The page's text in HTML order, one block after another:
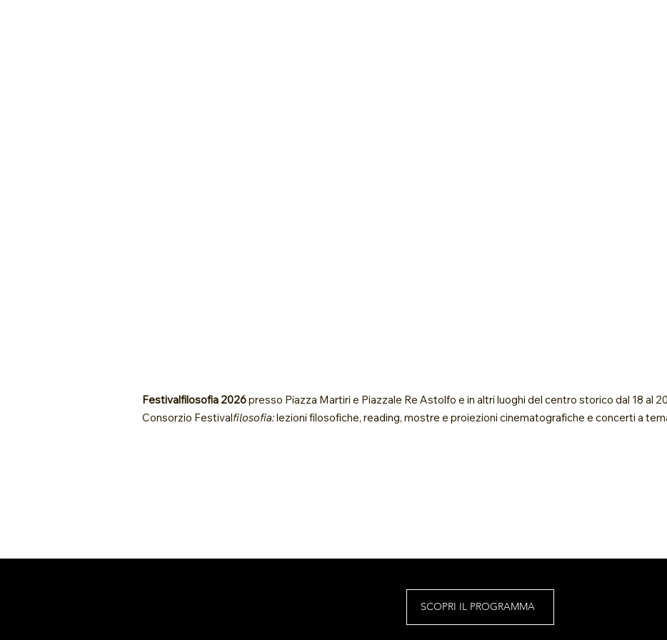
Festivalfilosofia 2026presso Piazza Martiri e Piazzale Re Astolfo e in altri luoghi del centro storico dal 18 al
Consorzio Festivalfilosofia:lezioni filosofiche, reading, mostre e proiezioni cinematografiche e concerti a
SCOPRI IL PROGRAMMA